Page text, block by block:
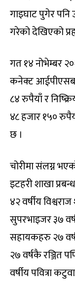
गाइघाट पुगेर
गरेको देखिएको
गत १४ नोभेम्बर
कनेक्ट
८४ रुपैयाँ र
४८ हजार १५०
छ ।
चोरीमा संलग्न
इटहरी शाखा
४२ वर्षीय
सुपरभाइजर ३७
सहायकहरु २७
२७ वर्षकै रञ्जित
वर्षीय पवित्रा